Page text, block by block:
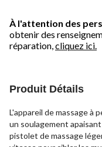
À l'attention des
obtenir des
réparation, cliquez ici.
Produit Détails
L'appareil de massage à
un soulagement
pistolet de massage